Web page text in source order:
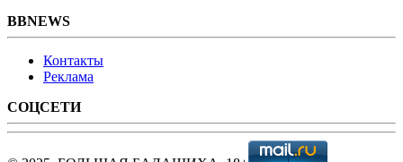
BBNEWS
Контакты
Реклама
СОЦСЕТИ